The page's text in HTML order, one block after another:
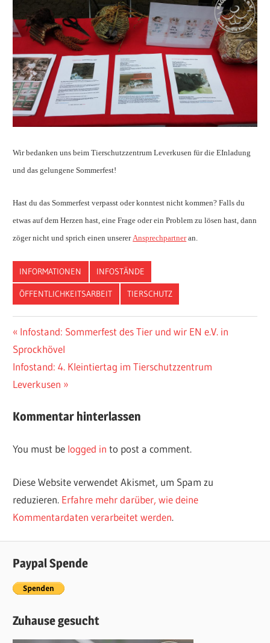
Wir bedanken uns beim Tierschutzzentrum Leverkusen für die EInladung
und das gelungene Sommerfest!
Hast du das Sommerfest verpasst oder konntest nicht kommen? Falls du
etwas auf dem Herzen hast, eine Frage oder ein Problem zu lösen hast, dann
zöger nicht und sprich einen unsererAnsprechpartneran.
INFORMATIONEN INFOSTÄNDE
ÖFFENTLICHKEITSARBEIT TIERSCHUTZ
Post
navigation
Vorheriger
Beitrag:
Infostand: Sommerfest des Tier und wir EN e.V. in
Sprockhövel
Nächster
Beitrag:
Infostand: 4. Kleintiertag im Tierschutzzentrum
Leverkusen
Kommentar hinterlassen
You must be logged in to post a comment.
Diese Website verwendet Akismet, um Spam zu
reduzieren. Erfahre mehr darüber, wie deine
Kommentardaten verarbeitet werden.
Paypal Spende
Zuhause gesucht